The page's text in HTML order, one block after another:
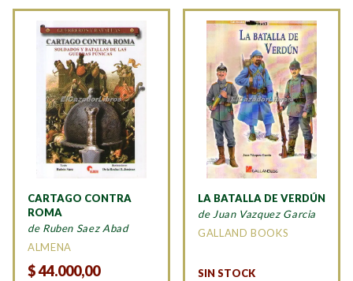
CARTAGO CONTRA
ROMA
de Ruben Saez Abad
ALMENA
$44.000,00
LA BATALLA DE VERDÚN
de Juan Vazquez Garcia
GALLAND BOOKS
SIN STOCK